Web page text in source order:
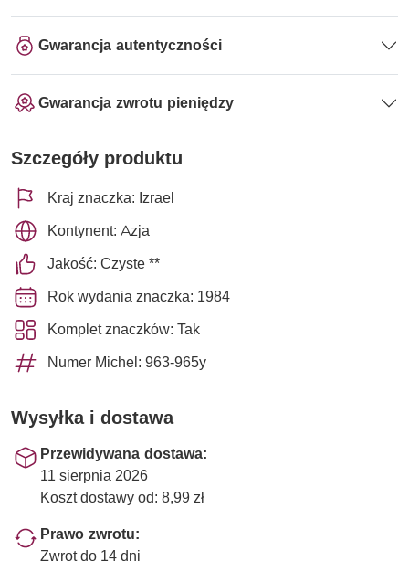
Gwarancja autentyczności
Gwarancja zwrotu pieniędzy
Szczegóły produktu
Kraj znaczka: Izrael
Kontynent: Azja
Jakość: Czyste **
Rok wydania znaczka: 1984
Komplet znaczków: Tak
Numer Michel: 963-965y
Wysyłka i dostawa
Przewidywana dostawa:
11 sierpnia 2026
Koszt dostawy od: 8,99 zł
Prawo zwrotu:
Zwrot do 14 dni